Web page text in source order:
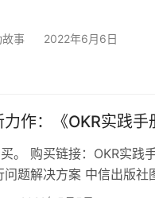
事 2022年6月6日
作：《OKR实践手
。 购买链接：OKR实践
题解决方案 中信出版社